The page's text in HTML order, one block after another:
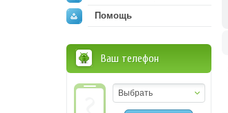
Помощь
Ваш телефон
Выбрать